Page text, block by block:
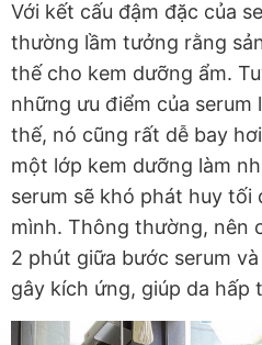
Với kết cấu đậm đặc của
thường lầm tưởng rằng
thế cho kem dưỡng ẩm.
những ưu điểm của serum
thế, nó cũng rất dễ bay
một lớp kem dưỡng làm
serum sẽ khó phát huy tối
mình. Thông thường, nên
2 phút giữa bước serum
gây kích ứng, giúp da